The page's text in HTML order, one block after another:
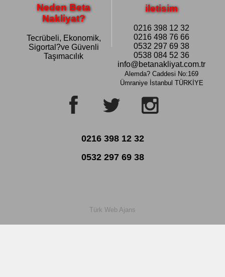
Neden Beta
Nakliyat?
Tecrübeli, Ekonomik,
Sigortal?ve Güvenli
Taşımacılık
iletisim
0216 398 12 32
0216 498 76 66
0532 297 69 38
0538 084 52 36
info@betanakliyat.com.tr
Alemda? Caddesi No:169
Ümraniyeİstanbul TÜRKİYE
0216 398 12 32
0532 297 69 38
Türk Web Ajans